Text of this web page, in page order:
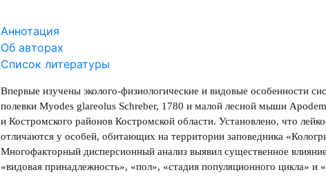
Аннотация
Об авторах
Список литературы
Впервые изучены эколого-физиологические и видовые особенности
полевки Myodes glareolus Schreber, 1780 и малой лесной мыши
и Костромского районов Костромской области. Установлено, что
отличаются у особей, обитающих на территории заповедника
Многофакторный дисперсионный анализ выявил существенное
«видовая принадлежность», «пол», «стадия популяционного цикла» и